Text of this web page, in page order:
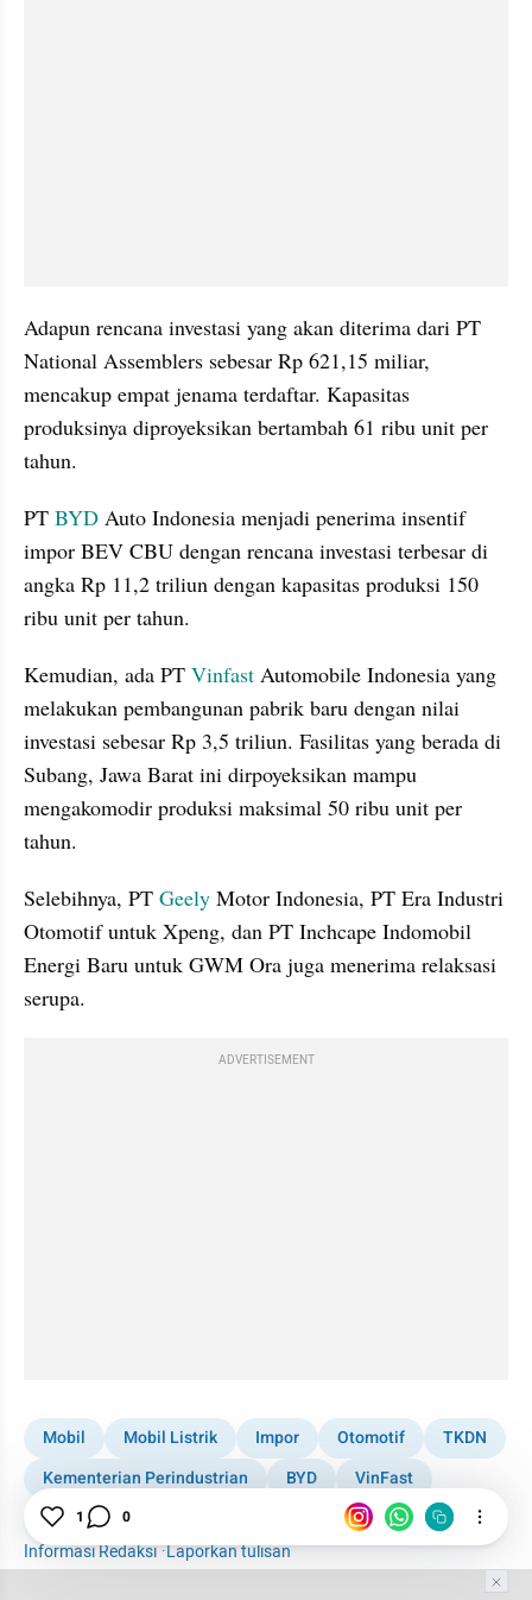
Adapun rencana investasi yang akan diterima dari PT
National Assemblers sebesar Rp 621,15 miliar,
mencakup empat jenama terdaftar. Kapasitas
produksinya diproyeksikan bertambah 61 ribu unit per
tahun.
PT BYD Auto Indonesia menjadi penerima insentif
impor BEV CBU dengan rencana investasi terbesar di
angka Rp 11,2 triliun dengan kapasitas produksi 150
ribu unit per tahun.
Kemudian, ada PT Vinfast Automobile Indonesia yang
melakukan pembangunan pabrik baru dengan nilai
investasi sebesar Rp 3,5 triliun. Fasilitas yang berada di
Subang, Jawa Barat ini dirpoyeksikan mampu
mengakomodir produksi maksimal 50 ribu unit per
tahun.
Selebihnya, PT Geely Motor Indonesia, PT Era Industri
Otomotif untuk Xpeng, dan PT Inchcape Indomobil
Energi Baru untuk GWM Ora juga menerima relaksasi
serupa.
ADVERTISEMENT
Mobil Mobil Listrik Impor Otomotif
TKDN
Kementerian Perindustrian
BYD
VinFast
Geely
Industri Industri Otomotif
Indomobil
Informasi Redaksi·Laporkan tulisan
1 0